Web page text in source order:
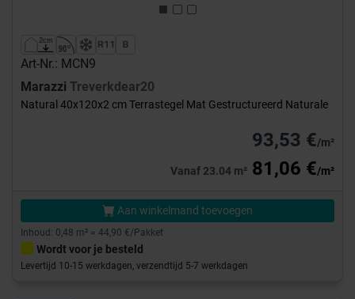
Art-Nr.: MCN9
Marazzi Treverkdear20
Natural 40x120x2 cm Terrastegel Mat Gestructureerd Naturale
93,53 €/m²
Vanaf 23.04 m² 81,06 €/m²
Aan winkelmand toevoegen
Inhoud: 0,48 m² = 44,90 €/Pakket
Wordt voor je besteld
Levertijd 10-15 werkdagen, verzendtijd 5-7 werkdagen